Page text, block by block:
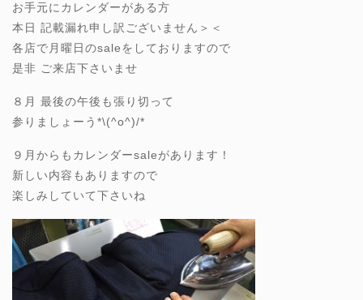
お手元にカレンダーがある方
本日 記載漏れ申し訳ございません＞＜
各店で月曜日のsaleをしておりますので
是非 ご来店下さいませ
８月 最後の午後も張り切って
参りましょーう*\(^o^)/*
９月からもカレンダーsaleがあります！
新しい内容もありますので
楽しみしていて下さいね